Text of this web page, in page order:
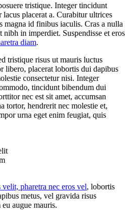
tristique. Integer tincidunt
placerat a. Curabitur ultrices
magna id finibus iaculis. Cras a nulla
in imperdiet. Suspendisse et eros
diam.
tristique risus ut mauris luctus
libero, placerat lobortis dui dapibus
consectetur nisi. Integer
tincidunt bibendum dui
nec est sit amet, accumsan
tortor, hendrerit nec molestie et,
urna eget enim feugiat, quis
pharetra nec eros vel, lobortis
metus, vel gravida risus
augue mauris.